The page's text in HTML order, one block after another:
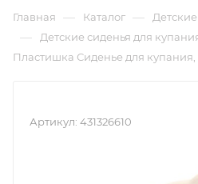
Главная — Каталог —
— Детские сиденья для
Пластишка Сиденье для купания,
Артикул: 431326610